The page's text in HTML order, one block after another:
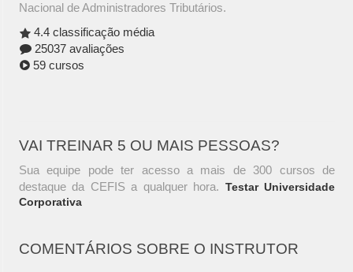
Nacional de Administradores Tributários.
4.4 classificação média
25037 avaliações
59 cursos
VAI TREINAR 5 OU MAIS PESSOAS?
Sua equipe pode ter acesso a mais de 300 cursos de
destaque da CEFIS a qualquer hora. Testar Universidade
Corporativa
COMENTÁRIOS SOBRE O INSTRUTOR